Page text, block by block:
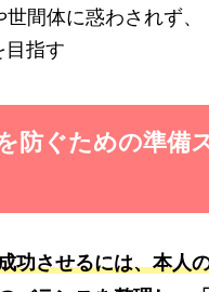
世間体に惑わされず
目指す
防ぐための準備
功させるには、本人